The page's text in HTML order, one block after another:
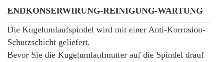
ENDKONSERWIRUNG-REINIGUNG-WARTUNG
Die Kugelumlaufspindel wird mit einer Anti-Korrosion-
Schutzschicht geliefert.
Bevor Sie die Kugelumlaufmutter auf die Spindel drauf